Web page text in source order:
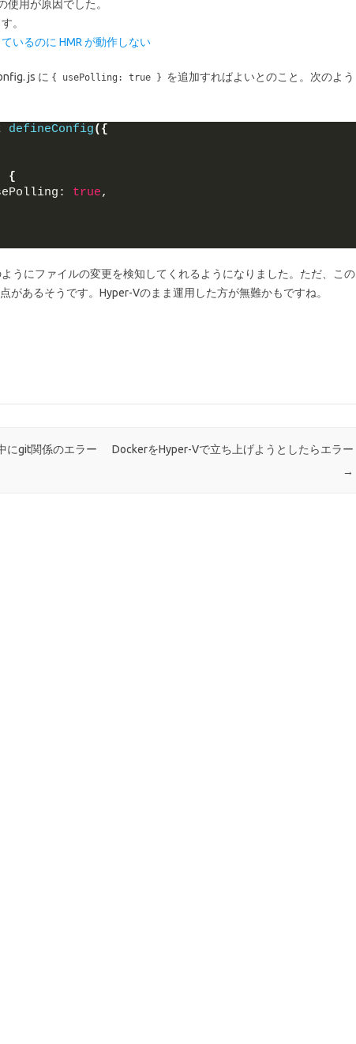
使用が原因でした。
。
いるのに HMR が動作しない
js に { usePolling: true } を追加すればよいとのこと。次のよう
defineConfig({
{
true,
うにファイルの変更を検知してくれるようになりました。ただ、この
があるそうです。Hyper-Vのまま運用した方が無難かもですね。
にgit関係のエラー
DockerをHyper-Vで立ち上げようとしたらエラー
→